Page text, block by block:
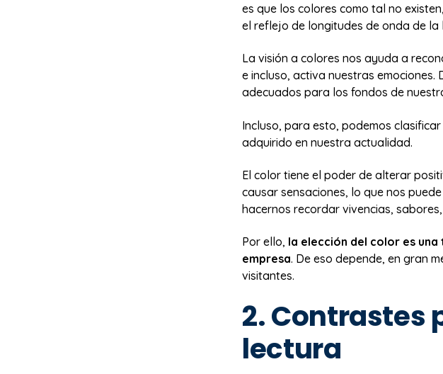
es que los colores como tal no
el reflejo de longitudes de onda de la
La visión a colores nos ayuda a
e incluso, activa nuestras
adecuados para los fondos de
Incluso, para esto, podemos
adquirido en nuestra actualidad.
El color tiene el poder de alterar
causar sensaciones, lo que nos
hacernos recordar vivencias,
Por ello, la elección del color es
empresa. De eso depende, en gran
visitantes.
2. Contrastes
lectura